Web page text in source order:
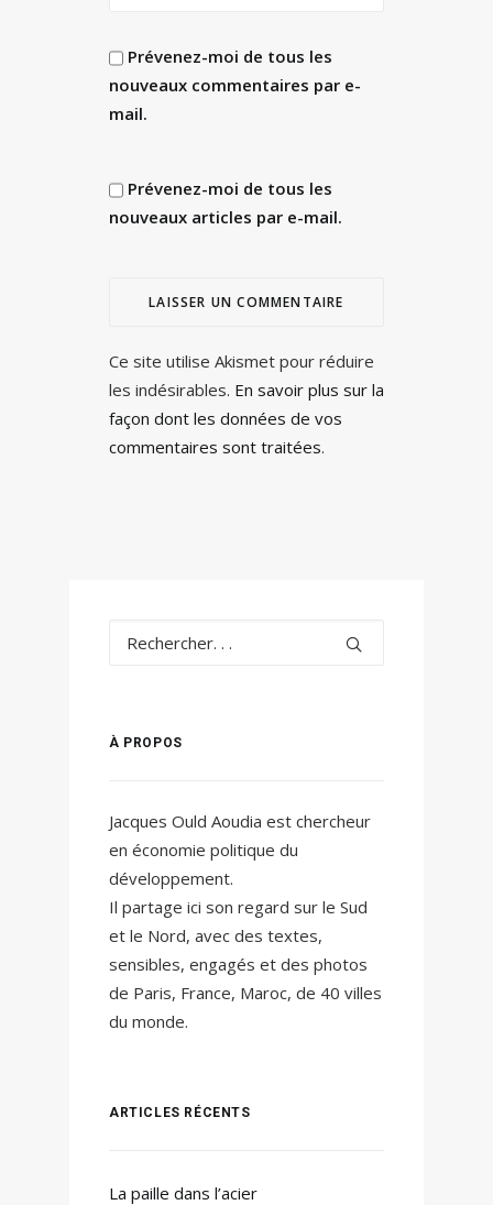
Prévenez-moi de tous les
nouveaux commentaires par e-
mail.
Prévenez-moi de tous les
nouveaux articles par e-mail.
Ce site utilise Akismet pour réduire
les indésirables. En savoir plus sur la
façon dont les données de vos
commentaires sont traitées.
À PROPOS
Jacques Ould Aoudia est chercheur
en économie politique du
développement.
Il partage ici son regard sur le Sud
et le Nord, avec des textes,
sensibles, engagés et des photos
de Paris, France, Maroc, de 40 villes
du monde.
ARTICLES RÉCENTS
La paille dans l’acier